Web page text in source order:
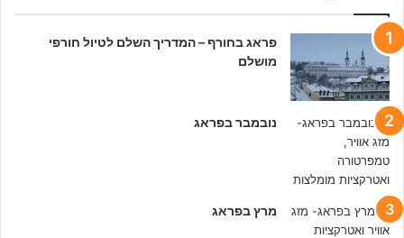
ג
–
כ
ב
י
פראג בחורף – המדריך השלם לטיול חורפי
מושלם
נובמבר בפראג
מרץ בפראג